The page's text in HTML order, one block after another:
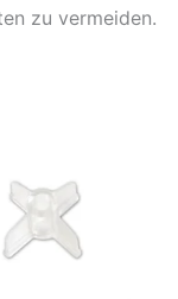
zu vermeiden.